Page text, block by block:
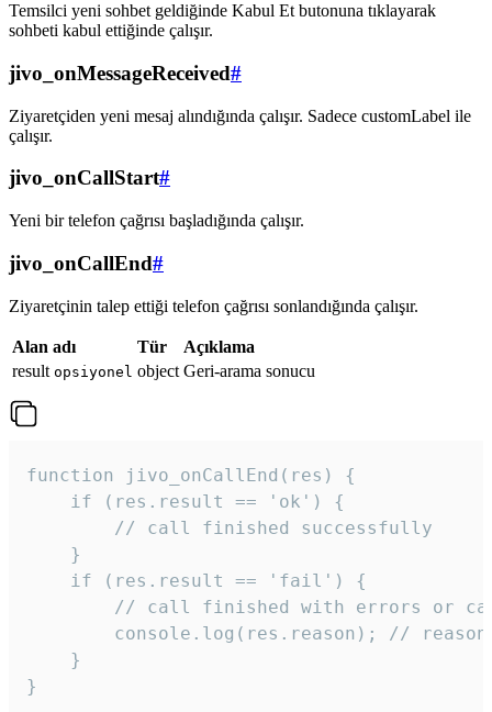
Temsilci yeni sohbet geldiğinde Kabul Et butonuna tıklayarak
sohbeti kabul ettiğinde çalışır.
jivo_onMessageReceived#
Ziyaretçiden yeni mesaj alındığında çalışır. Sadece customLabel ile
çalışır.
jivo_onCallStart#
Yeni bir telefon çağrısı başladığında çalışır.
jivo_onCallEnd#
Ziyaretçinin talep ettiği telefon çağrısı sonlandığında çalışır.
Alan adı Tür
Açıklama
result opsiyonel object Geri-arama sonucu
function jivo_onCallEnd(res) {
    if (res.result == 'ok') {
        // call finished successfully
    }
    if (res.result == 'fail') {
// call finished with errors or
console.log(res.reason); //
    }
}